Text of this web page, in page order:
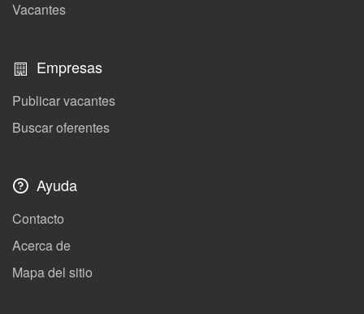
Vacantes
Empresas
Publicar vacantes
Buscar oferentes
Ayuda
Contacto
Acerca de
Mapa del sitio